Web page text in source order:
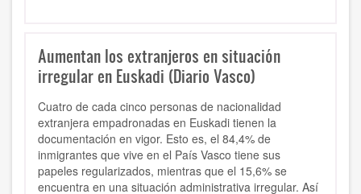
Aumentan los extranjeros en situación
irregular en Euskadi (Diario Vasco)
Cuatro de cada cinco personas de nacionalidad
extranjera empadronadas en Euskadi tienen la
documentación en vigor. Esto es, el 84,4% de
inmigrantes que vive en el País Vasco tiene sus
papeles regularizados, mientras que el 15,6% se
encuentra en una situación administrativa irregular. Así